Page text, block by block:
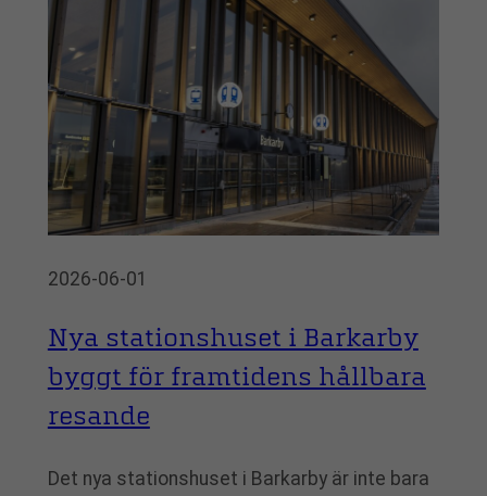
2026-06-01
Nya stationshuset i Barkarby
byggt för framtidens hållbara
resande
Det nya stationshuset i Barkarby är inte bara